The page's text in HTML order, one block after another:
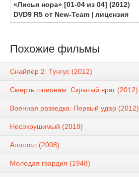
«Лисья нора» [01-04 из 04] (2012)
DVD9 R5 от New-Team | лицензия
Похожие фильмы
Снайпер 2: Тунгус (2012)
Смерть шпионам. Скрытый враг (2012)
Военная разведка: Первый удар (2012)
Несокрушимый (2018)
Апостол (2008)
Молодая гвардия (1948)